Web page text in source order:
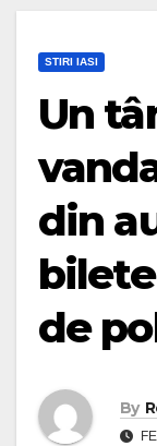
STIRI IASI
Un
din
de
By